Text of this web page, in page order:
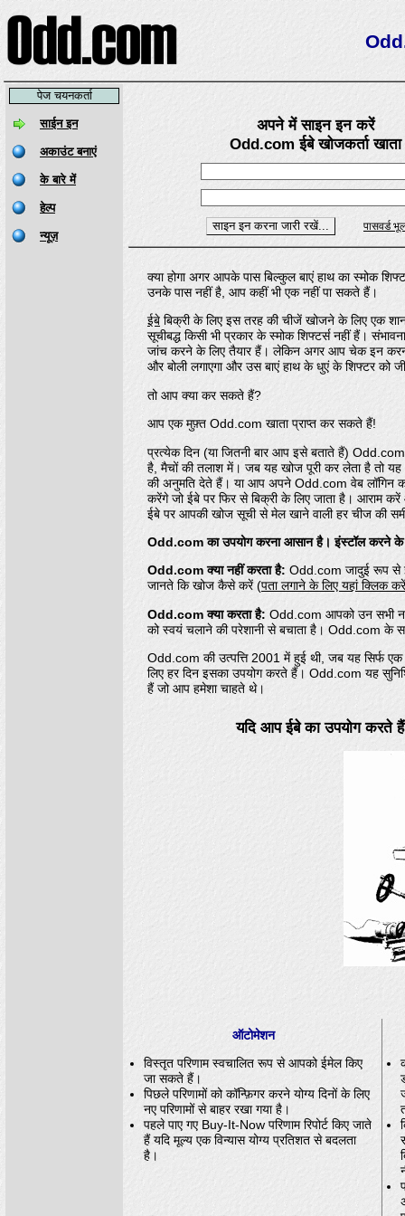
पेज चयनकर्ता
अपने में साइन इन करें
Odd.com ईबे खोजकर्ता खाता
क्या होगा अगर आपके पास बिल्कुल बाएं हाथ का स्मोक
उनके पास नहीं है, आप कहीं भी एक नहीं पा सकते हैं।
ईबेबिक्री के लिए इस तरह की चीजें खोजने के लिए एक
सूचीबद्ध किसी भी प्रकार के स्मोक शिफ्टर्स नहीं हैं।
जांच करने के लिए तैयार हैं। लेकिन अगर आप चेक इन
और बोली लगाएगा और उस बाएं हाथ के धुएं के शिफ्टर को
तो आप क्या कर सकते हैं?
आप एक मुफ़्त Odd.com खाता प्राप्त कर सकते हैं!
प्रत्येक दिन (या जितनी बार आप इसे बताते हैं) Odd.com
है, मैचों की तलाश में। जब यह खोज पूरी कर लेता है तो यह
की अनुमति देते हैं। या आप अपने Odd.com वेब लॉगिन
करेंगे जो ईबे पर फिर से बिक्री के लिए जाता है। आराम
ईबे पर आपकी खोज सूची से मेल खाने वाली हर चीज की
Odd.com का उपयोग करना आसान है। इंस्टॉल करने के
Odd.com क्या नहीं करता है: Odd.com जादुई रूप से
जानते कि खोज कैसे करें (पता लगाने के लिए यहां क्लिक
Odd.com क्या करता है: Odd.com आपको उन सभी
को स्वयं चलाने की परेशानी से बचाता है। Odd.com
Odd.com की उत्पत्ति 2001 में हुई थी, जब यह सिर्फ
लिए हर दिन इसका उपयोग करते हैं। Odd.com यह
हैं जो आप हमेशा चाहते थे।
यदि आप ईबे का उपयोग
ऑटोमेशन
विस्तृत परिणाम स्वचालित रूप से आपको ईमेल किए
जा सकते हैं।
पिछले परिणामों को कॉन्फ़िगर करने योग्य दिनों के लिए
नए परिणामों से बाहर रखा गया है।
पहले पाए गए Buy-It-Now परिणाम रिपोर्ट किए जाते
हैं यदि मूल्य एक विन्यास योग्य प्रतिशत से बदलता
है।